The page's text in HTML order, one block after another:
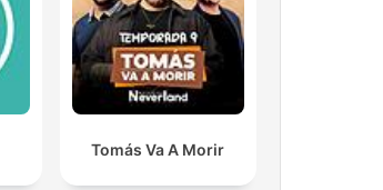
Tomás Va A Morir